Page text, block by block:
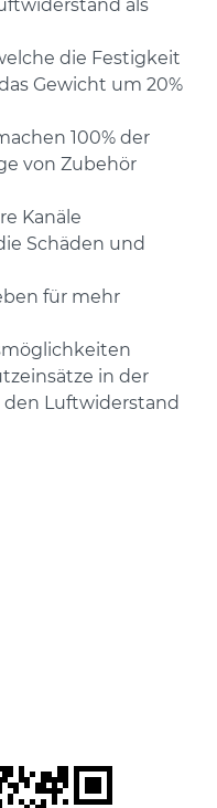
als
die Festigkeit
Gewicht um 20%
100% der
von Zubehör
Kanäle
Schäden und
für mehr
in der
Luftwiderstand